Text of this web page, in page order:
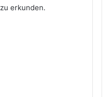
zu erkunden.